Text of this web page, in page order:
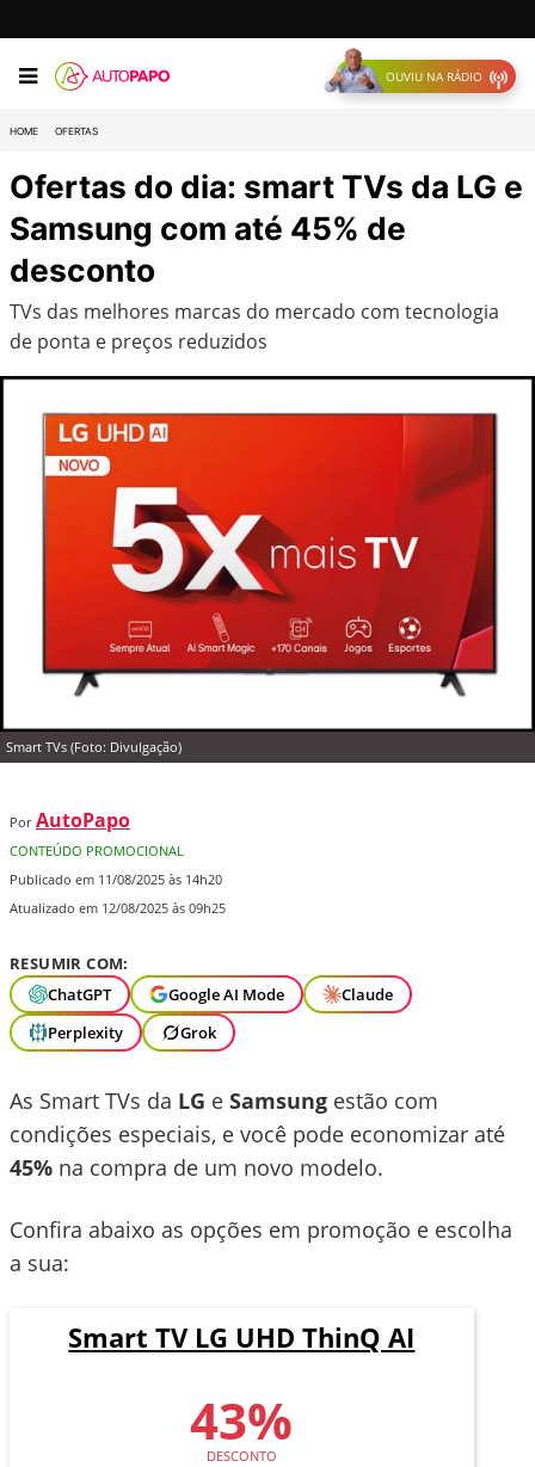
OUVIU NA RÁDIO
HOME OFERTAS
Ofertas do dia: smart TVs da LG e
Samsung com até 45% de
desconto
TVs das melhores marcas do mercado com tecnologia
de ponta e preços reduzidos
Smart TVs (Foto: Divulgação)
Por AutoPapo
CONTEÚDO PROMOCIONAL
Publicado em 11/08/2025 às 14h20
Atualizado em 12/08/2025 às 09h25
RESUMIR COM:
ChatGPT
Google AI Mode
Claude
Perplexity
Grok
As Smart TVs da LG e Samsung estão com
condições especiais, e você pode economizar até
45% na compra de um novo modelo.
Confira abaixo as opções em promoção e escolha
a sua:
Smart TV LG UHD ThinQ AI
43%
DESCONTO